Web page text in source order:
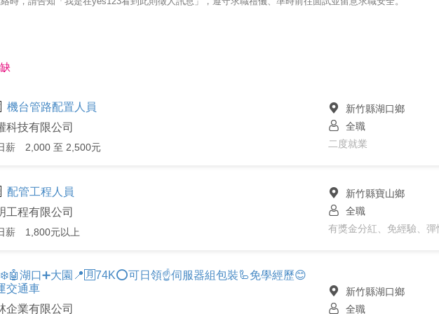
機台管路配置人員
科技有限公司
薪 2,000 至 2,500元
新竹縣湖口鄉
全職
二度就業
配管工程人員
工程有限公司
薪 1,800元以上
新竹縣寶山鄉
全職
有獎金分紅、免經驗、彈
湖口➕大園📍🈷️74K⭕️可日領☝️伺服器組包裝🦾免學經歷😊
交通車
企業有限公司
新竹縣湖口鄉
全職